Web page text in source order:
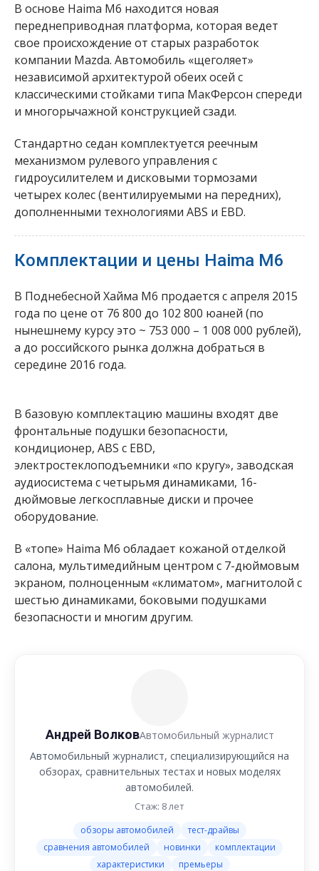
В основе Haima M6 находится новая
переднеприводная платформа, которая ведет
свое происхождение от старых разработок
компании Mazda. Автомобиль «щеголяет»
независимой архитектурой обеих осей с
классическими стойками типа МакФерсон спереди
и многорычажной конструкцией сзади.
Стандартно седан комплектуется реечным
механизмом рулевого управления с
гидроусилителем и дисковыми тормозами
четырех колес (вентилируемыми на передних),
дополненными технологиями ABS и EBD.
Комплектации и цены Haima M6
В Поднебесной Хайма М6 продается с апреля 2015
года по цене от 76 800 до 102 800 юаней (по
нынешнему курсу это ~ 753 000 – 1 008 000 рублей),
а до российского рынка должна добраться в
середине 2016 года.
В базовую комплектацию машины входят две
фронтальные подушки безопасности,
кондиционер, ABS c EBD,
электростеклоподъемники «по кругу», заводская
аудиосистема с четырьмя динамиками, 16-
дюймовые легкосплавные диски и прочее
оборудование.
В «топе» Haima M6 обладает кожаной отделкой
салона, мультимедийным центром с 7-дюймовым
экраном, полноценным «климатом», магнитолой с
шестью динамиками, боковыми подушками
безопасности и многим другим.
Андрей ВолковАвтомобильный журналист
Автомобильный журналист, специализирующийся на
обзорах, сравнительных тестах и новых моделях
автомобилей.
Стаж: 8 лет
обзоры автомобилей
тест-драйвы
сравнения автомобилей
новинки
комплектации
характеристики
премьеры